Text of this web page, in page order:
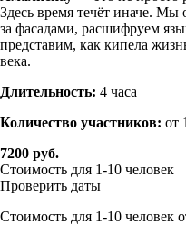
Здесь время течёт иначе. Мы
за фасадами, расшифруем
представим, как кипела
века.
Длительность: 4 часа
Количество участников: от
7200 руб.
Стоимость для 1-10 человек
Проверить даты
Стоимость для 1-10 человек